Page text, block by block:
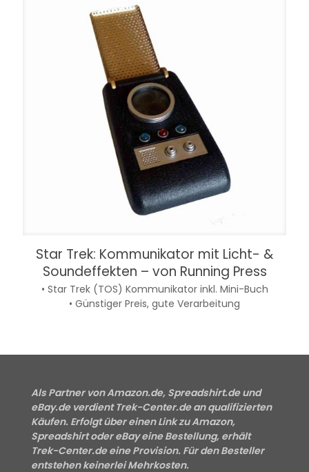
Star Trek: Kommunikator mit Licht- &
Soundeffekten – von Running Press
• Star Trek (TOS) Kommunikator inkl. Mini-Buch
• Günstiger Preis, gute Verarbeitung
Als Partner von Amazon.de, Spreadshirt.de und
eBay.de verdient Trek-Center.de an qualifizierten
Käufen. Erfolgt über einen Link zu Amazon,
Spreadshirt oder eBay eine Bestellung, erhält
Trek-Center.de eine Provision. Für den Besteller
entstehen keinerlei Mehrkosten.